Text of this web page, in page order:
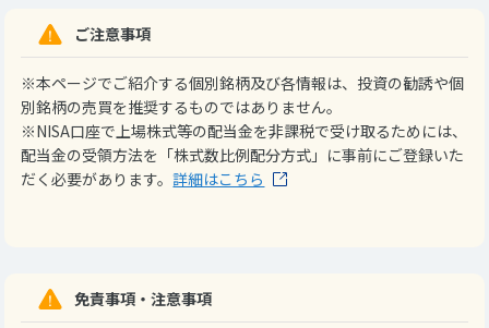
ご注意事項
※本ページでご紹介する個別銘柄及び各情報は、投資の勧誘や個
別銘柄の売買を推奨するものではありません。
※NISA口座で上場株式等の配当金を非課税で受け取るためには、
配当金の受領方法を「株式数比例配分方式」に事前にご登録いた
だく必要があります。詳細はこちら
免責事項・注意事項